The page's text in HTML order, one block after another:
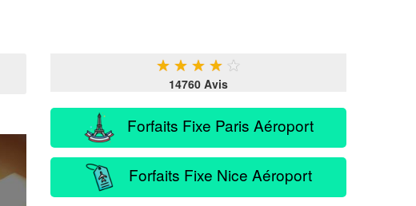
★ ★ ★ ★ ★
14760 Avis
Forfaits Fixe Paris Aéroport
Forfaits Fixe Nice Aéroport